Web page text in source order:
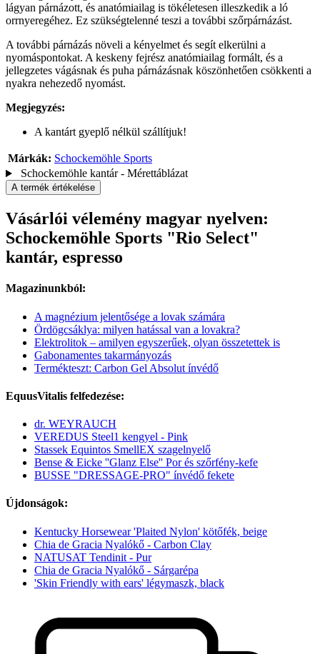
lágyan párnázott, és anatómiailag is tökéletesen illeszkedik a ló
orrnyeregéhez. Ez szükségtelenné teszi a további szőrpárnázást.
A további párnázás növeli a kényelmet és segít elkerülni a
nyomáspontokat. A keskeny fejrész anatómiailag formált, és a
jellegzetes vágásnak és puha párnázásnak köszönhetően csökkenti a
nyakra nehezedő nyomást.
Megjegyzés:
A kantárt gyeplő nélkül szállítjuk!
Márkák: Schockemöhle Sports
Schockemöhle kantár - Mérettáblázat
A termék értékelése
Vásárlói vélemény magyar nyelven:
Schockemöhle Sports "Rio Select"
kantár, espresso
Magazinunkból:
A magnézium jelentősége a lovak számára
Ördögcsáklya: milyen hatással van a lovakra?
Elektrolitok – amilyen egyszerűek, olyan összetettek is
Gabonamentes takarmányozás
Termékteszt: Carbon Gel Absolut ínvédő
EquusVitalis felfedezése:
dr. WEYRAUCH
VEREDUS Steel1 kengyel - Pink
Stassek Equintos SmellEX szagelnyelő
Bense & Eicke ''Glanz Else'' Por és szőrfény-kefe
BUSSE "DRESSAGE-PRO" ínvédő fekete
Újdonságok:
Kentucky Horsewear 'Plaited Nylon' kötőfék, beige
Chia de Gracia Nyalókő - Carbon Clay
NATUSAT Tendinit - Pur
Chia de Gracia Nyalókő - Sárgarépa
'Skin Friendly with ears' légymaszk, black